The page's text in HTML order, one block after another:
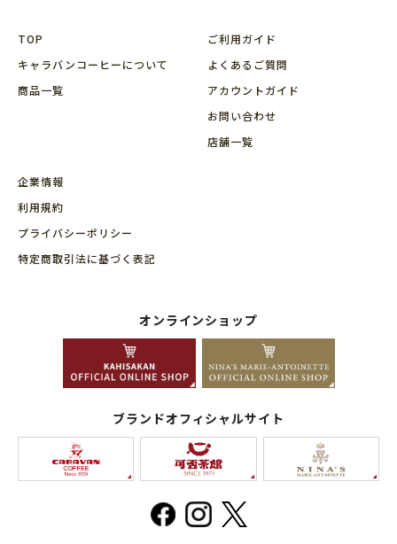
TOP
キャラバンコーヒーについて
商品⼀覧
ご利用ガイド
よくあるご質問
アカウントガイド
お問い合わせ
店舗⼀覧
企業情報
利用規約
プライバシーポリシー
特定商取引法に基づく表記
オンラインショップ
ブランドオフィシャルサイト